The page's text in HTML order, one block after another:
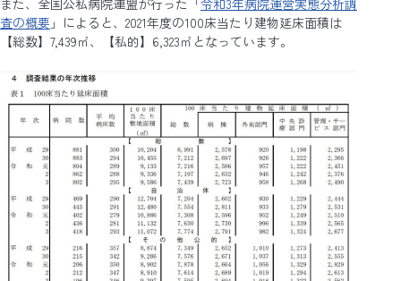
査の概要 」によると、2021年度の100床当たり建物延床面積は
【総数】7,439㎡、【私的】6,323㎡となっています。